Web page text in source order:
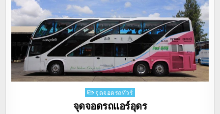
Posted
in
จุดจอดรถทัวร์
จุดจอดรถแอร์อุดร